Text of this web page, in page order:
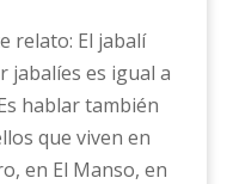
relato: El jabalí
jabalíes es igual a
hablar también
que viven en
en El Manso, en